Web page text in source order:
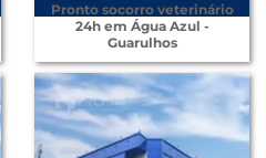
Pronto socorro veterinário
24h em Água Azul -
Guarulhos